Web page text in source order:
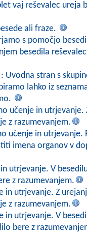
vaj reševalec ureja
ali fraze.
s pomočjo
besedila
: Uvodna stran s
lahko iz
učenje in utrjevanje.
z razumevanjem.
učenje in utrjevanje.
imena organov v
utrjevanje. V
z razumevanjem.
in utrjevanje. Z
z razumevanjem.
in utrjevanje. V
bere z